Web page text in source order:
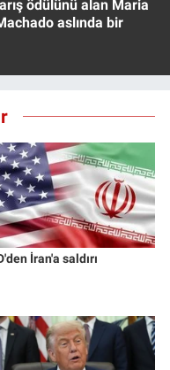
ödülünü alan Maria
aslında bir
İran'a saldırı